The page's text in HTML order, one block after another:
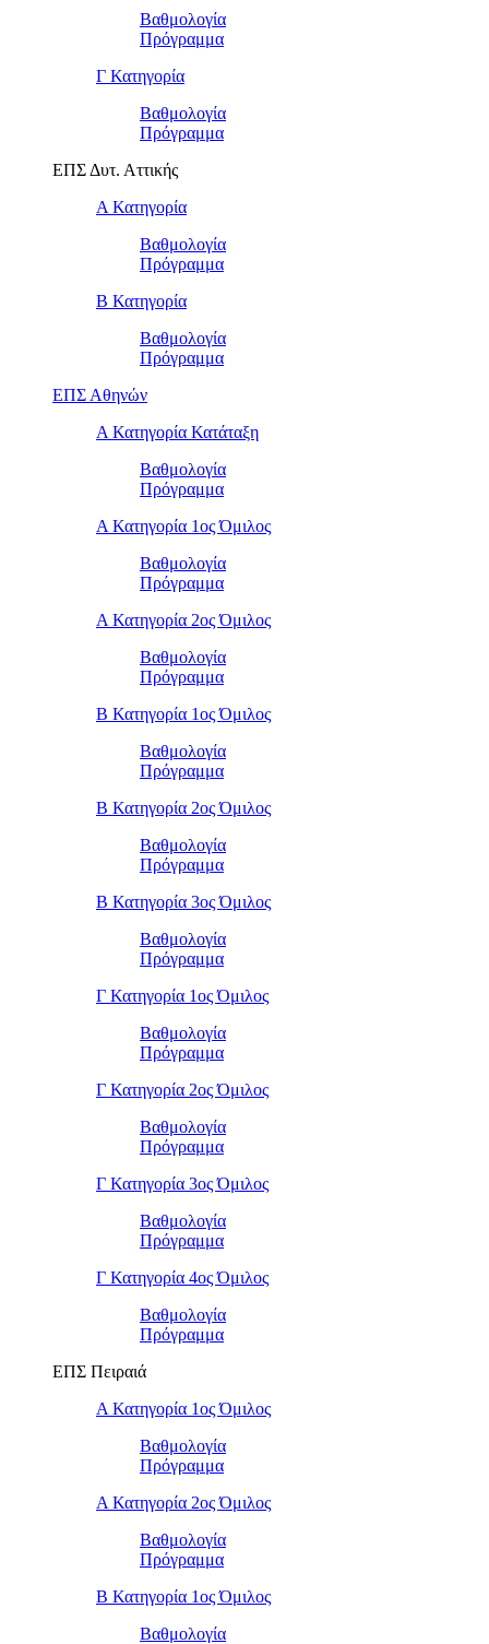
Βαθμολογία
Πρόγραμμα
Γ Κατηγορία
Βαθμολογία
Πρόγραμμα
ΕΠΣ Δυτ. Αττικής
Α Κατηγορία
Βαθμολογία
Πρόγραμμα
Β Κατηγορία
Βαθμολογία
Πρόγραμμα
ΕΠΣ Αθηνών
Α Κατηγορία Κατάταξη
Βαθμολογία
Πρόγραμμα
Α Κατηγορία 1ος Όμιλος
Βαθμολογία
Πρόγραμμα
Α Κατηγορία 2ος Όμιλος
Βαθμολογία
Πρόγραμμα
Β Κατηγορία 1ος Όμιλος
Βαθμολογία
Πρόγραμμα
Β Κατηγορία 2ος Όμιλος
Βαθμολογία
Πρόγραμμα
Β Κατηγορία 3ος Όμιλος
Βαθμολογία
Πρόγραμμα
Γ Κατηγορία 1ος Όμιλος
Βαθμολογία
Πρόγραμμα
Γ Κατηγορία 2ος Όμιλος
Βαθμολογία
Πρόγραμμα
Γ Κατηγορία 3ος Όμιλος
Βαθμολογία
Πρόγραμμα
Γ Κατηγορία 4ος Όμιλος
Βαθμολογία
Πρόγραμμα
ΕΠΣ Πειραιά
Α Κατηγορία 1ος Όμιλος
Βαθμολογία
Πρόγραμμα
Α Κατηγορία 2ος Όμιλος
Βαθμολογία
Πρόγραμμα
Β Κατηγορία 1ος Όμιλος
Βαθμολογία